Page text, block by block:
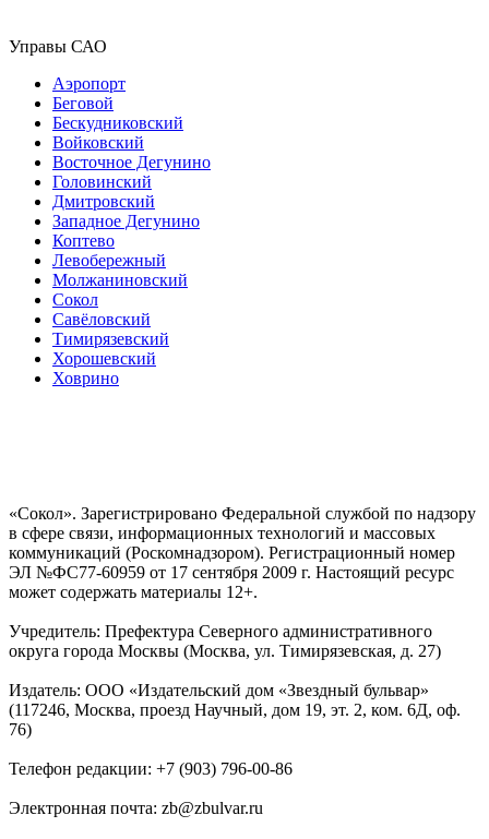
Управы САО
Аэропорт
Беговой
Бескудниковский
Войковский
Восточное Дегунино
Головинский
Дмитровский
Западное Дегунино
Коптево
Левобережный
Молжаниновский
Сокол
Савёловский
Тимирязевский
Хорошевский
Ховрино
«Сокол». Зарегистрировано Федеральной службой по надзору
в сфере связи, информационных технологий и массовых
коммуникаций (Роскомнадзором). Регистрационный номер
ЭЛ №ФС77-60959 от 17 сентября 2009 г. Настоящий ресурс
может содержать материалы 12+.
Учредитель: Префектура Северного административного
округа города Москвы (Москва, ул. Тимирязевская, д. 27)
Издатель: ООО «Издательский дом «Звездный бульвар»
(117246, Москва, проезд Научный, дом 19, эт. 2, ком. 6Д, оф.
76)
Телефон редакции: +7 (903) 796-00-86
Электронная почта: zb@zbulvar.ru